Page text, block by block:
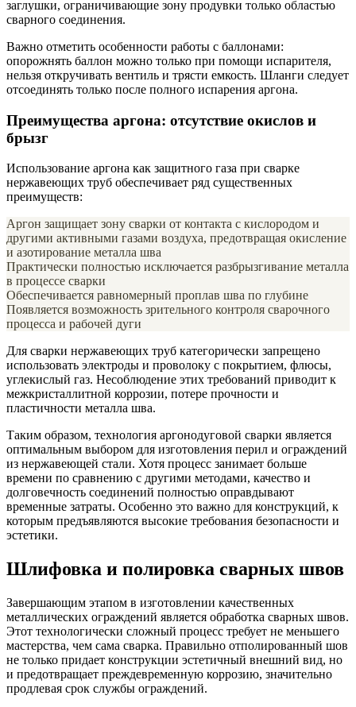
заглушки, ограничивающие зону продувки только областью
сварного соединения.
Важно отметить особенности работы с баллонами:
опорожнять баллон можно только при помощи испарителя,
нельзя откручивать вентиль и трясти емкость. Шланги следует
отсоединять только после полного испарения аргона.
Преимущества аргона: отсутствие окислов и
брызг
Использование аргона как защитного газа при сварке
нержавеющих труб обеспечивает ряд существенных
преимуществ:
Аргон защищает зону сварки от контакта с кислородом и
другими активными газами воздуха, предотвращая окисление
и азотирование металла шва
Практически полностью исключается разбрызгивание металла
в процессе сварки
Обеспечивается равномерный проплав шва по глубине
Появляется возможность зрительного контроля сварочного
процесса и рабочей дуги
Для сварки нержавеющих труб категорически запрещено
использовать электроды и проволоку с покрытием, флюсы,
углекислый газ. Несоблюдение этих требований приводит к
межкристаллитной коррозии, потере прочности и
пластичности металла шва.
Таким образом, технология аргонодуговой сварки является
оптимальным выбором для изготовления перил и ограждений
из нержавеющей стали. Хотя процесс занимает больше
времени по сравнению с другими методами, качество и
долговечность соединений полностью оправдывают
временные затраты. Особенно это важно для конструкций, к
которым предъявляются высокие требования безопасности и
эстетики.
Шлифовка и полировка сварных швов
Завершающим этапом в изготовлении качественных
металлических ограждений является обработка сварных швов.
Этот технологически сложный процесс требует не меньшего
мастерства, чем сама сварка. Правильно отполированный шов
не только придает конструкции эстетичный внешний вид, но
и предотвращает преждевременную коррозию, значительно
продлевая срок службы ограждений.